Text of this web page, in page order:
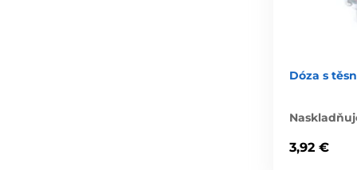
Dóza s
3,92 €